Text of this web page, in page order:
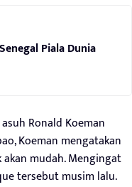
Piala Dunia
Ronald Koeman
Koeman mengatakan
mudah. Mengingat
tersebut musim lalu.